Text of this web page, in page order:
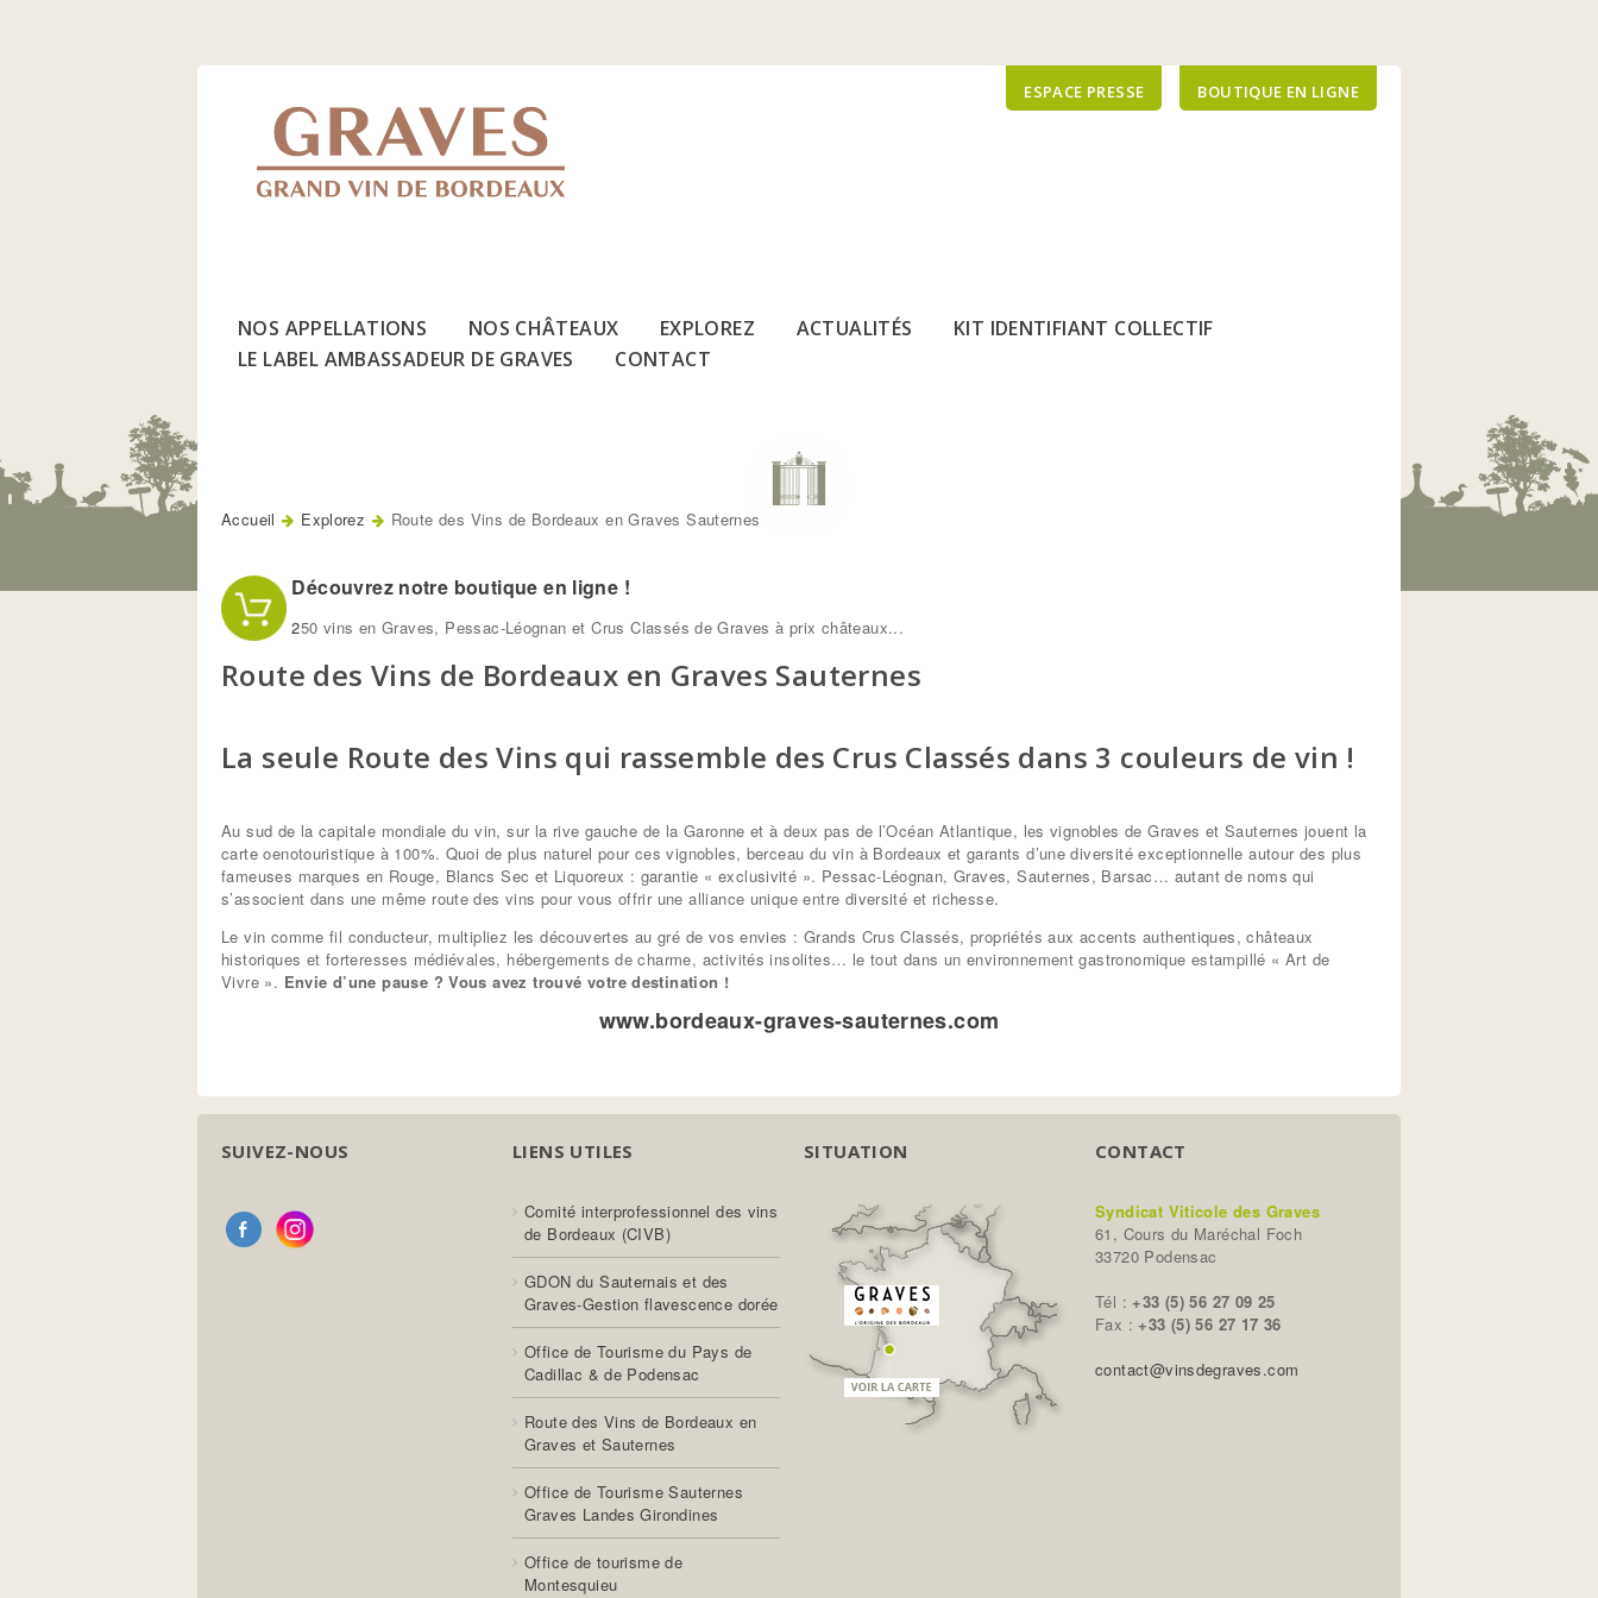
BOUTIQUE EN LIGNE
ESPACE PRESSE
NOS APPELLATIONS NOS CHÂTEAUX EXPLOREZ ACTUALITÉS
KIT IDENTIFIANT COLLECTIF
LE LABEL AMBASSADEUR DE GRAVES
CONTACT
Accueil Explorez Route des Vins de Bordeaux en Graves Sauternes
Découvrez notre boutique en ligne !
250 vins en Graves, Pessac-Léognan et Crus Classés de Graves à prix châteaux...
Route des Vins de Bordeaux en Graves Sauternes
La seule Route des Vins qui rassemble des Crus Classés dans 3 couleurs de vin !
Au sud de la capitale mondiale du vin, sur la rive gauche de la Garonne et à deux pas de l’Océan Atlantique, les vignobles de Graves et Sauternes jouent la
carte oenotouristique à 100%. Quoi de plus naturel pour ces vignobles, berceau du vin à Bordeaux et garants d’une diversité exceptionnelle autour des plus
fameuses marques en Rouge, Blancs Sec et Liquoreux : garantie « exclusivité ». Pessac-Léognan, Graves, Sauternes, Barsac… autant de noms qui
s’associent dans une même route des vins pour vous offrir une alliance unique entre diversité et richesse.
Le vin comme fil conducteur, multipliez les découvertes au gré de vos envies : Grands Crus Classés, propriétés aux accents authentiques, châteaux
historiques et forteresses médiévales, hébergements de charme, activités insolites… le tout dans un environnement gastronomique estampillé « Art de
Vivre ». Envie d’une pause ? Vous avez trouvé votre destination !
www.bordeaux-graves-sauternes.com
SUIVEZ-NOUS LIENS UTILES
Comité interprofessionnel des vins
de Bordeaux (CIVB)
GDON du Sauternais et des
Graves-Gestion flavescence dorée
Office de Tourisme du Pays de
Cadillac & de Podensac
Route des Vins de Bordeaux en
Graves et Sauternes
Office de Tourisme Sauternes
Graves Landes Girondines
Office de tourisme de
Montesquieu
SITUATION CONTACT
Syndicat Viticole des Graves
61, Cours du Maréchal Foch
33720 Podensac
Tél :+33 (5) 56 27 09 25
Fax :+33 (5) 56 27 17 36
contact@vinsdegraves.com